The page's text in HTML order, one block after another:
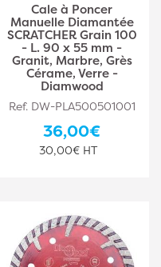
Cale à Poncer
Manuelle Diamantée
SCRATCHER Grain 100
- L. 90 x 55 mm -
Granit, Marbre, Grès
Cérame, Verre -
Diamwood
Ref. DW-PLA500501001
36,00€
30,00€ HT